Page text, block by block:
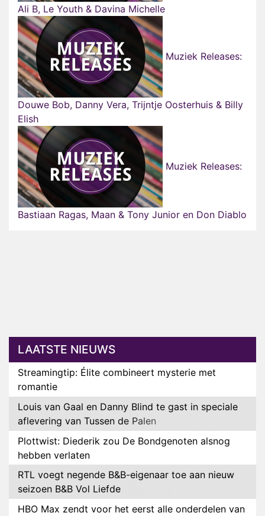
Ali B, Le Youth & Davina Michelle
Muziek Releases:
Douwe Bob, Danny Vera, Trijntje Oosterhuis & Billy
Elish
Muziek Releases:
Bastiaan Ragas, Maan & Tony Junior en Don Diablo
LAATSTE NIEUWS
Streamingtip: Élite combineert mysterie met
romantie
Louis van Gaal en Danny Blind te gast in speciale
aflevering van Tussen de Palen
Plottwist: Diederik zou De Bondgenoten alsnog
hebben verlaten
RTL voegt negende B&B-eigenaar toe aan nieuw
seizoen B&B Vol Liefde
HBO Max zendt voor het eerst alle onderdelen van